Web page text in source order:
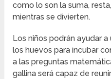
como lo son la suma,
mientras se divierten.
Los niños podrán ayudar
los huevos para incubar
a las preguntas
gallina será capaz de